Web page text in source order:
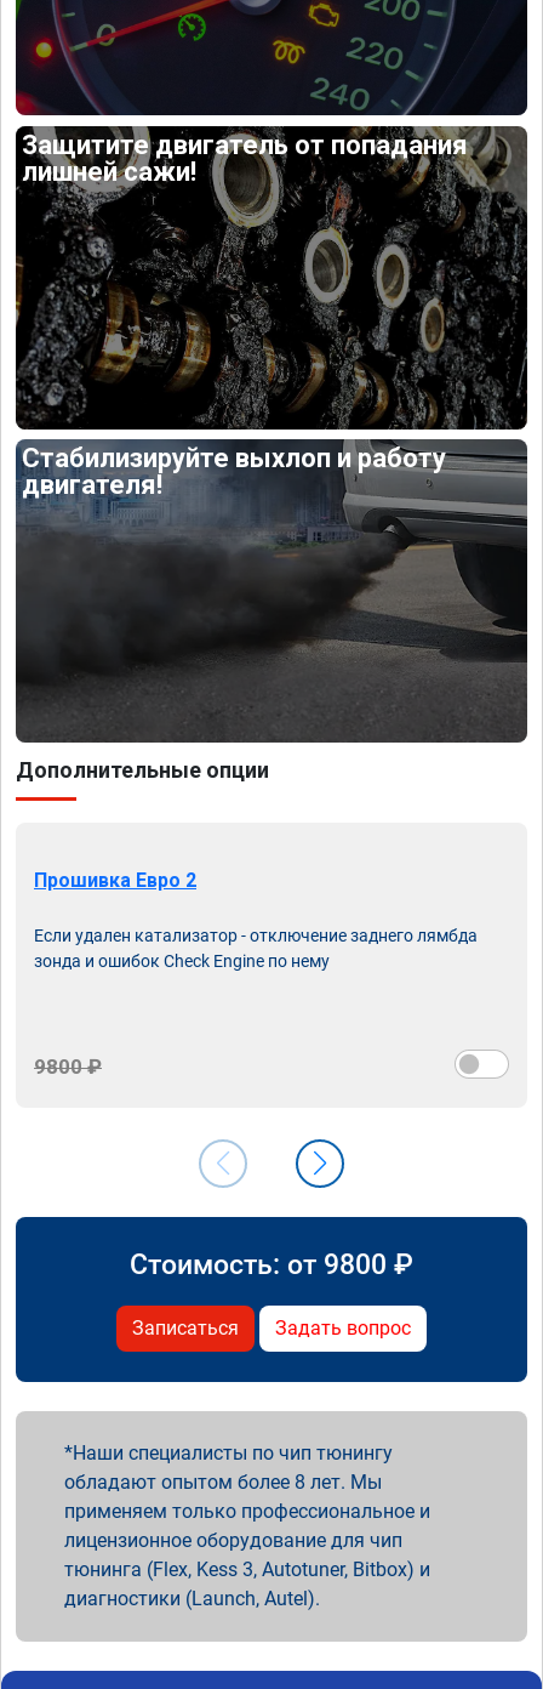
Защитите двигатель от попадания
лишней сажи!
Стабилизируйте выхлоп и работу
двигателя!
Дополнительные опции
Прошивка Евро 2
Если удален катализатор - отключение заднего лямбда
зонда и ошибок Check Engine по нему
9800 ₽
Стоимость: от 9800 ₽
Записаться Задать вопрос
Наши специалисты по чип тюнингу
обладают опытом более 8 лет. Мы
применяем только профессиональное и
лицензионное оборудование для чип
тюнинга (Flex, Kess 3, Autotuner, Bitbox) и
диагностики (Launch, Autel).